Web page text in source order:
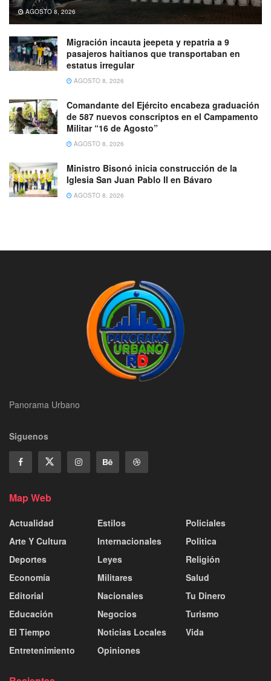
AGOSTO 8, 2026
Migración incauta jeepeta y repatria a 9
pasajeros haitianos que transportaban en
estatus irregular
AGOSTO 8, 2026
Comandante del Ejército encabeza graduación
de 587 nuevos conscriptos en el Campamento
Militar “16 de Agosto”
AGOSTO 8, 2026
Ministro Bisonó inicia construcción de la
Iglesia San Juan Pablo II en Bávaro
AGOSTO 8, 2026
Panorama Urbano
Siguenos
Map Web
Actualidad
Arte Y Cultura
Deportes
Economía
Editorial
Educación
El Tiempo
Entretenimiento
Estilos
Internacionales
Leyes
Militares
Nacionales
Negocios
Noticias Locales
Opiniones
Policiales
Politica
Religión
Salud
Tu Dinero
Turismo
Vida